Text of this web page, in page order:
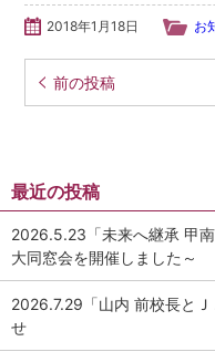
学校
検
索:
2018年1月18日 お
前の投稿
最近の投稿
2026.5.23「未来へ継承 甲
大同窓会を開催しました～
2026.7.29「山内 前校長と
せ